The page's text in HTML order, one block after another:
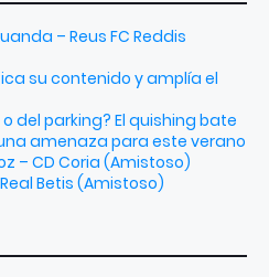
– Reus FC Reddis
su contenido y amplía el
del parking? El quishing bate
amenaza para este verano
– CD Coria (Amistoso)
Betis (Amistoso)